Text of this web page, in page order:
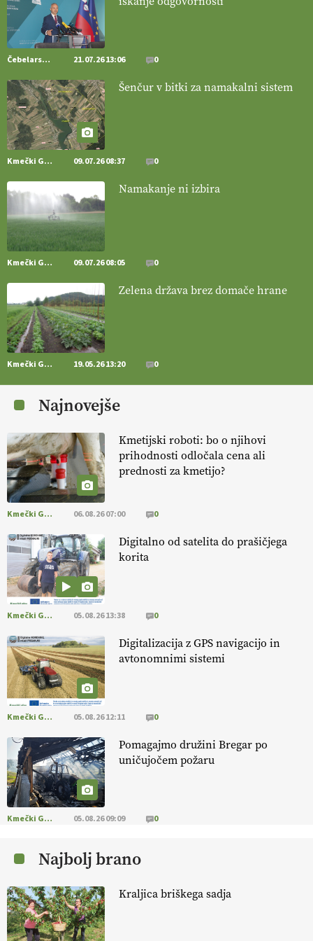
[EKOloško = LOGIČNO ]
Pet-nat je vse bolj priljubljeno
naravno peneče vino, tudi v Sloveniji.
https://t.co/9fpqD3fCrE @EUAgri #IMCAP #CAP
https://t.co/iQ8HkdQnsD
[EKOloško = LOGIČNO
pridelava z mislijo na naravo.
@EUAgri #IMCAP #CAP https://t.co/Bf31lnQSIb
[EKOloško = LOGIČNO
Poleti pridelek rešujejo zdrava tla in
VEČ
https://t.co/qmMX2yevum @EUAgri #IMCAP #CAP
https://t.co/dDwsipE645
[EKOloško = LOGIČNO ] Mulčer
– naravna pot do zdravih tal
. VEČ
https://t.co/J7RkeaYpYu @EUAgri #IMCAP #CAP
https://t.co/RVG0FzcQN6
varnost,
okolje in kakovost življenja. VEČ
https://t.co/K0USFPJ5fJ @EUAgri #IMCAP #CAP
https://t.co/vcHhoOixHy
14.07.2026
[EKOloško = LOGIČNO ]
Danes ni pomembna le količina hrane,
ampak tudi način njene pridelave
@EUAgri #imcap #cap #blog https://t.co/2sllAmcKwG
[EKOloško = LOGIČNO
prilagojene sorte
so temelj uspešne ekološke pridelave.
https://t.co/OQSsax7l8V @EUAgri #IMCAP #CAP
https://t.co/PAL0zlhVia
[EKOloško = LOGIČNO
aronije
v dobrem desetletju zrasla v uspešno kmetijsko in
podjetniško zgodbo.
#IMCAP #CAP https://t.co/xp1oihBDaJ
[EKOloško = LOGIČNO
v tujini
. Zato je ekološka pridelava odlična priložnost za slovenske
vinarje
. VEČ
https://t.co/XAe9EbeAbK @EUAgri #IMCAP #CAP
https://t.co/01qpoeLyNP
kmetijstva in uspešno prenovo kmetij
. VEČ
https://t.co/RRn8unbwXp @EUAgri #IMCAP #CAP
https://t.co/mnLHFv2VuP
Čebelarstvo 21.07.26 13:06 0
Šenčur v bitki za namakalni sistem
Kmečki Glas 09.07.26 08:37 0
Namakanje ni izbira
Kmečki Glas 09.07.26 08:05 0
Zelena država brez domače hrane
Kmečki Glas 19.05.26 13:20 0
Najnovejše
Kmetijski roboti: bo o njihovi
prihodnosti odločala cena ali
prednosti za kmetijo?
Kmečki Glas 06.08.26 07:00 0
Digitalno od satelita do prašičjega
korita
Kmečki Glas 05.08.26 13:38 0
Digitalizacija z GPS navigacijo in
avtonomnimi sistemi
Kmečki Glas 05.08.26 12:11 0
Pomagajmo družini Bregar po
uničujočem požaru
Kmečki Glas 05.08.26 09:09 0
Najbolj brano
Kraljica briškega sadja